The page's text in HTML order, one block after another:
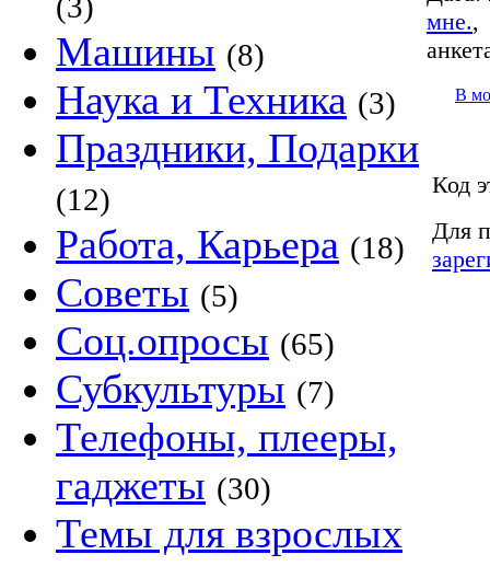
Машины (8)
Наука и Техника (3)
Праздники, Подарки
(12)
Работа, Карьера (18)
Советы (5)
Соц.опросы (65)
Субкультуры (7)
Телефоны, плееры,
гаджеты (30)
Темы для взрослых
мне.
В
Код
Для